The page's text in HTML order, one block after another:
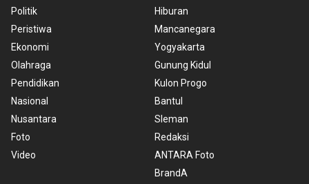
Politik
Peristiwa
Ekonomi
Olahraga
Pendidikan
Nasional
Nusantara
Foto
Video
Hiburan
Mancanegara
Yogyakarta
Gunung Kidul
Kulon Progo
Bantul
Sleman
Redaksi
ANTARA Foto
BrandA